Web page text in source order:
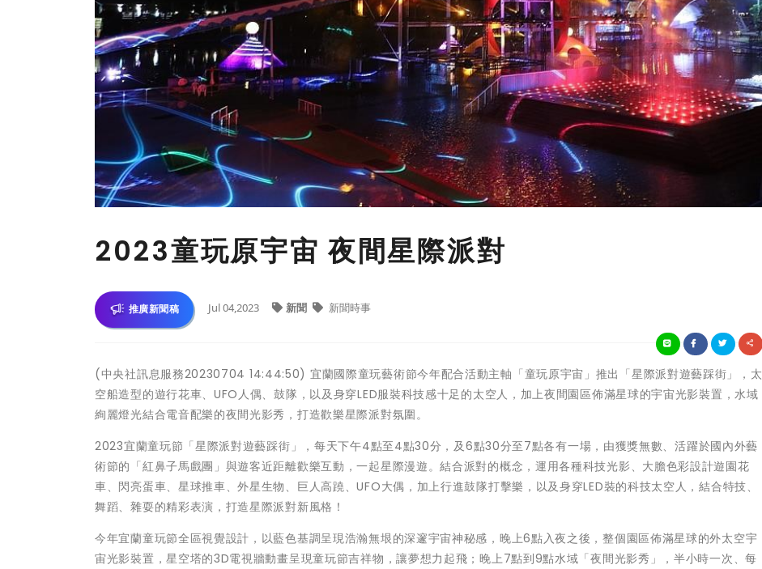
2023童玩原宇宙 夜間星際派對
推廣新聞稿 Jul 04,2023 新聞 新聞時事
(中央社訊息服務20230704 14:44:50) 宜蘭國際童玩藝術節今年配合活動主軸「童玩原宇宙」推出「星際派對遊藝踩街」，太
空船造型的遊行花車、UFO人偶、鼓隊，以及身穿LED服裝科技感十足的太空人，加上夜間園區佈滿星球的宇宙光影裝置，水域
絢麗燈光結合電音配樂的夜間光影秀，打造歡樂星際派對氛圍。
2023宜蘭童玩節「星際派對遊藝踩街」，每天下午4點至4點30分，及6點30分至7點各有一場，由獲獎無數、活躍於國內外藝
術節的「紅鼻子馬戲團」與遊客近距離歡樂互動，一起星際漫遊。結合派對的概念，運用各種科技光影、大膽色彩設計遊園花
車、閃亮蛋車、星球推車、外星生物、巨人高蹺、UFO大偶，加上行進鼓隊打擊樂，以及身穿LED裝的科技太空人，結合特技、
舞蹈、雜耍的精彩表演，打造星際派對新風格！
今年宜蘭童玩節全區視覺設計，以藍色基調呈現浩瀚無垠的深邃宇宙神秘感，晚上6點入夜之後，整個園區佈滿星球的外太空宇
宙光影裝置，星空塔的3D電視牆動畫呈現童玩節吉祥物，讓夢想力起飛；晚上7點到9點水域「夜間光影秀」，半小時一次、每